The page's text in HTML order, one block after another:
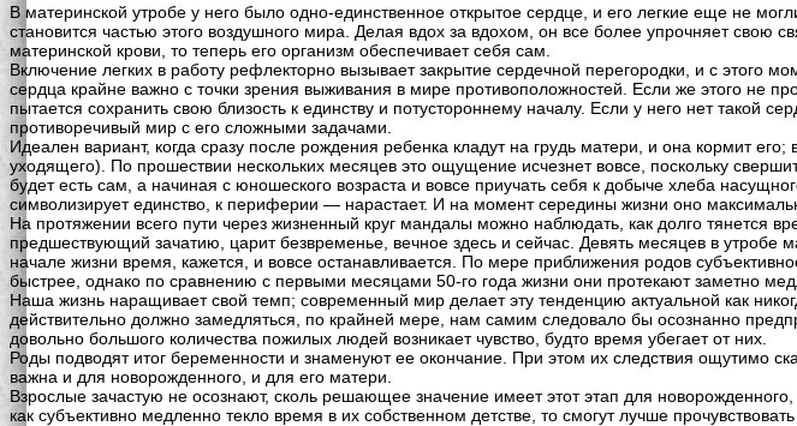
В материнской утробе у него было одно-единственное открытое сердце, и его легкие еще не
становится частью этого воздушного мира. Делая вдох за вдохом, он все более упрочняет
материнской крови, то теперь его организм обеспечивает себя сам.
Включение легких в работу рефлекторно вызывает закрытие сердечной перегородки, и с
сердца крайне важно с точки зрения выживания в мире противоположностей. Если же этого не
пытается сохранить свою близость к единству и потустороннему началу. Если у него нет такой
противоречивый мир с его сложными задачами.
Идеален вариант, когда сразу после рождения ребенка кладут на грудь матери, и она кормит
уходящего). По прошествии нескольких месяцев это ощущение исчезнет вовсе, поскольку
будет есть сам, а начиная с юношеского возраста и вовсе приучать себя к добыче хлеба
символизирует единство, к периферии — нарастает. И на момент середины жизни оно
На протяжении всего пути через жизненный круг мандалы можно наблюдать, как долго тянется
предшествующий зачатию, царит безвременье, вечное здесь и сейчас. Девять месяцев в утробе
начале жизни время, кажется, и вовсе останавливается. По мере приближения родов
быстрее, однако по сравнению с первыми месяцами 50-го года жизни они протекают заметно
Наша жизнь наращивает свой темп; современный мир делает эту тенденцию актуальной как
действительно должно замедляться, по крайней мере, нам самим следовало бы осознанно
довольно большого количества пожилых людей возникает чувство, будто время убегает от них.
Роды подводят итог беременности и знаменуют ее окончание. При этом их следствия ощутимо
важна и для новорожденного, и для его матери.
Взрослые зачастую не осознают, сколь решающее значение имеет этот этап для
как субъективно медленно текло время в их собственном детстве, то смогут лучше